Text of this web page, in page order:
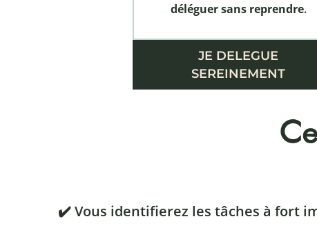
déléguer sans reprendre.
JE DELEGUE
SEREINEMENT
✔️ Vous identifierez les tâches à fort